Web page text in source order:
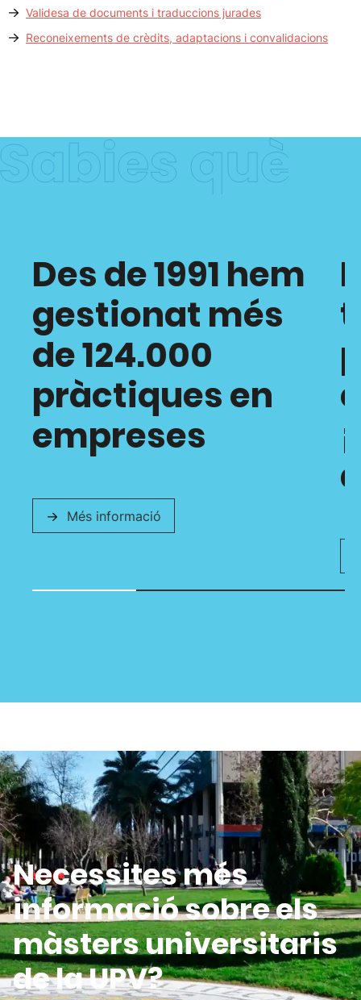
Validesa de documents i traduccions jurades
Reconeixements de crèdits, adaptacions i convalidacions
Des de 1991 hem
gestionat més
de 124.000
pràctiques en
empreses
Més informació
Necessites més
informació sobre els
màsters universitaris
de la UPV?